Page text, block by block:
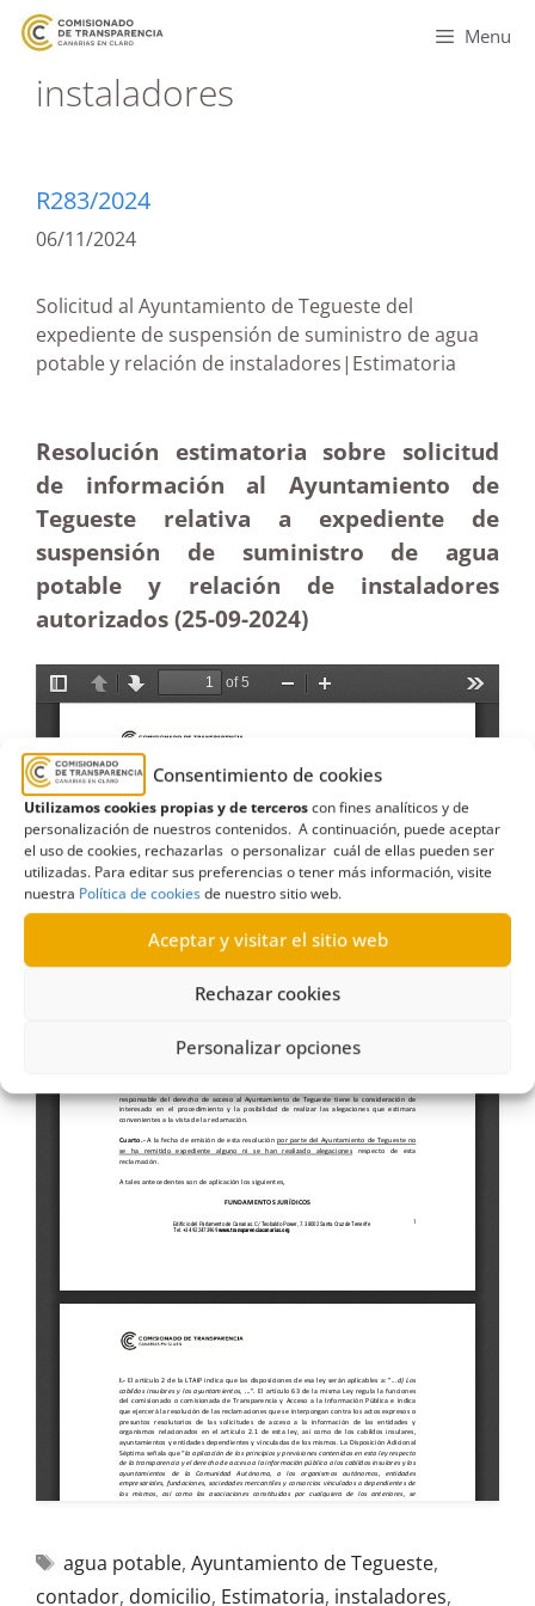
Consentimiento de cookies
Utilizamos cookies propias y de terceroscon fines analíticos y de
personalización de nuestros contenidos. A continuación, puede aceptar
el uso de cookies, rechazarlas o personalizar cuál de ellas pueden ser
utilizadas. Para editar sus preferencias o tener más información, visite
nuestra Política de cookiesde nuestro sitio web.
Aceptar y visitar el sitio web
Rechazar cookies
Personalizar opciones
Menu
instaladores
R283/2024
06/11/2024
Solicitud al Ayuntamiento de Tegueste del
expediente de suspensión de suministro de agua
potable y relación de instaladores|Estimatoria
Resolución estimatoria sobre solicitud
de información al Ayuntamiento de
Tegueste relativa a expediente de
suspensión de suministro de agua
potable y relación de instaladores
autorizados (25-09-2024)
agua potable, Ayuntamiento de Tegueste,
contador, domicilio, Estimatoria, instaladores,